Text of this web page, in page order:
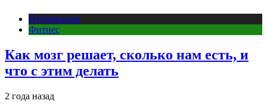
Публикации
Фитнес
Как мозг решает, сколько нам есть, и
что с этим делать
2 года назад